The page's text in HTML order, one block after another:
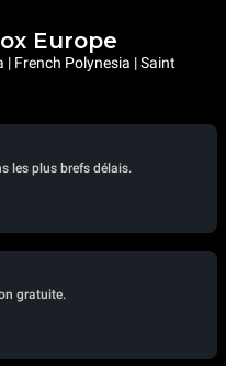
Europe
| French Polynesia | Saint
les plus brefs délais.
gratuite.